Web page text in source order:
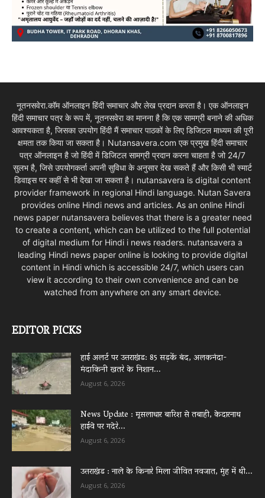
नूतनसवेरा.कॉम ऑनलाइन हिंदी समाचार और लेख प्रदान करता है। एक ऑनलाइन
हिंदी समाचार पत्र के रूप में, नूतनसवेरा का मानना है कि एक सामग्री बनाने की अधिक
आवश्यकता है, जिसका उपयोग हिंदी मैं समाचार पाठकों के लिए डिजिटल माध्यम की पूरी
क्षमता तक किया जा सकता है। Nutansavera.com एक प्रमुख हिंदी समाचार
पत्र ऑनलाइन है जो हिंदी में डिजिटल सामग्री प्रदान करना चाहता है जो 24/7
सुलभ है, जिसे उपयोगकर्ता अपनी सुविधा के अनुसार देख सकते हैं और किसी भी स्मार्ट
डिवाइस पर कहीं से भी देखा जा सकता है। nutansavera is digital content
provider framework in regional Hindi language. Nutan Savera
provides online Hindi news and articles. As an online Hindi
news paper nutansavera believes that there is a greater need
to create a content, which can be utilized to the full potential
of digital medium for Hindi i news readers. nutansavera a
leading Hindi news paper online is looking to provide digital
content in Hindi which is accessible 24/7, which users can
view it according to their own convenience and can be
watched from anywhere on any smart device.
EDITOR PICKS
हाई अलर्ट पर उत्तराखंड: 85 सड़कें बंद, अलकनंदा-
मंदाकिनी खतरे के निशान...
August 6, 2026
News Update : मूसलाधार बारिश से तबाही, केदारनाथ
हाईवे पर गदेरे...
August 6, 2026
उत्तराखंड : नाले के किनारे मिला जीवित नवजात, मुंह में थी...
August 6, 2026